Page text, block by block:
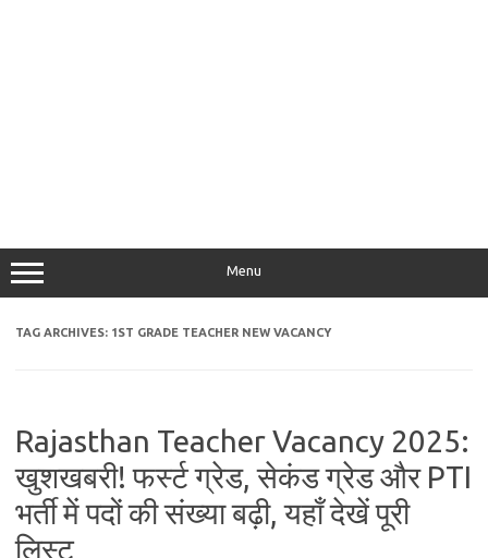
Menu
TAG ARCHIVES: 1ST GRADE TEACHER NEW VACANCY
Rajasthan Teacher Vacancy 2025:
खुशखबरी! फर्स्ट ग्रेड, सेकंड ग्रेड और PTI
भर्ती में पदों की संख्या बढ़ी, यहाँ देखें पूरी
लिस्ट